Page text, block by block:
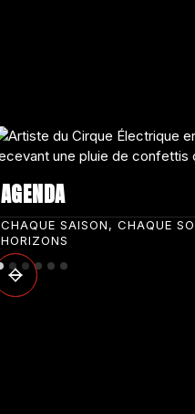
AGENDA
CHAQUE SAISON, CHAQUE
HORIZONS